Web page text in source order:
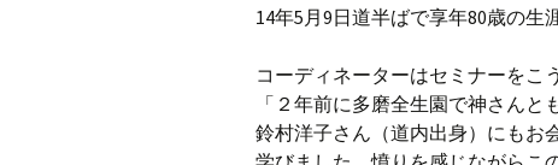
14年5月9日道半ばで享年80歳の生
コーディネーターはセミナーをこ
「２年前に多磨全生園で神さん
鈴村洋子さん（道内出身）にもお